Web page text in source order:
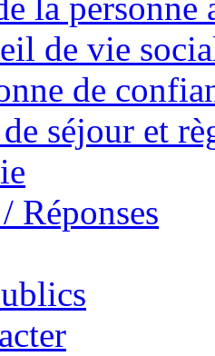
la personne
de vie
de
séjour et
Réponses